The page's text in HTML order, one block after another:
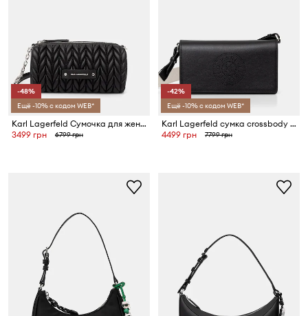
-48%
Ещё -10% с кодом WEB*
Karl Lagerfeld Сумочка для женщин из искусственной кожи K/WEAVE
3499 грн
6799 грн
-42%
Ещё -10% с кодом WEB*
Karl Lagerfeld сумка crossbody для женщин из кожи K/CIRCLE
4499 грн
7799 грн